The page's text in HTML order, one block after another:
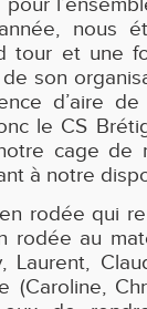
nous
tour et une
son
d’aire
le CS
cage de
à notre
rodée qui
rodée au
Laurent,
(Caroline,